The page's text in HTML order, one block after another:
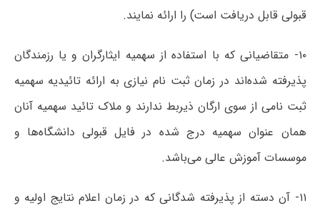
قبولی قابل دریافت است) را ارائه نمایند.
۱۰- متقاضیانی که با استفاده از سهمیه ایثارگران و یا رزمندگان
پذیرفته شده‌اند در زمان ثبت نام نیازی به ارائه تائیدیه سهمیه
ثبت نامی از سوی ارگان ذیربط ندارند و ملاک تائید سهمیه آنان
همان عنوان سهمیه درج شده در فایل قبولی دانشگاه‌ها و
موسسات آموزش عالی می‌باشد.
۱۱- آن دسته از پذیرفته شدگانی که در زمان اعلام نتایج اولیه و